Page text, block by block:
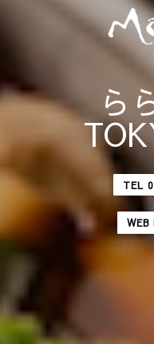
ら
TEL
WEB